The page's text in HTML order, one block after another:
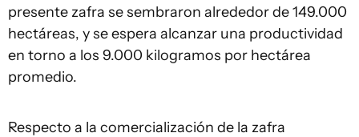
presente zafra se sembraron alrededor de 149.000
hectáreas, y se espera alcanzar una productividad
en torno a los 9.000 kilogramos por hectárea
promedio.
Respecto a la comercialización de la zafra